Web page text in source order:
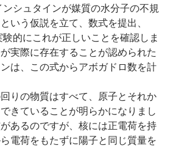
シュタインが媒質の水分子の不規
いう仮説を立て、数式を提出、
的にこれが正しいことを確認しま
実際に存在することが認められた
は、この式からアボガドロ数を計
りの物質はすべて、原子とそれか
きていることが明らかになりまし
あるのですが、核には正電荷を持
電荷をもたずに陽子と同じ質量を